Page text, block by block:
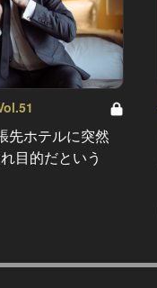
先ホテルに突然
目的だという